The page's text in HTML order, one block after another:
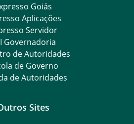
Goiás
Aplicações
Servidor
Governadoria
de Autoridades
de Governo
de Autoridades
Sites